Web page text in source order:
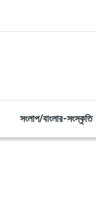
সংলাপ/বাংলার-সংস্কৃতি